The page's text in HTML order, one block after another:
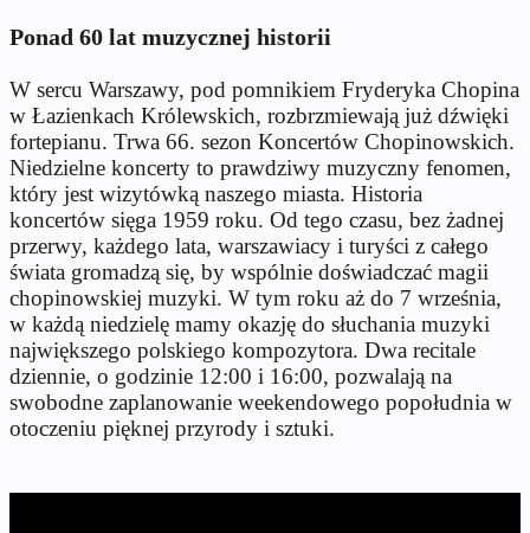
Ponad 60 lat muzycznej historii
W sercu Warszawy, pod pomnikiem Fryderyka Chopina
w Łazienkach Królewskich, rozbrzmiewają już dźwięki
fortepianu. Trwa 66. sezon Koncertów Chopinowskich.
Niedzielne koncerty to prawdziwy muzyczny fenomen,
który jest wizytówką naszego miasta. Historia
koncertów sięga 1959 roku. Od tego czasu, bez żadnej
przerwy, każdego lata, warszawiacy i turyści z całego
świata gromadzą się, by wspólnie doświadczać magii
chopinowskiej muzyki. W tym roku aż do 7 września,
w każdą niedzielę mamy okazję do słuchania muzyki
największego polskiego kompozytora. Dwa recitale
dziennie, o godzinie 12:00 i 16:00, pozwalają na
swobodne zaplanowanie weekendowego popołudnia w
otoczeniu pięknej przyrody i sztuki.